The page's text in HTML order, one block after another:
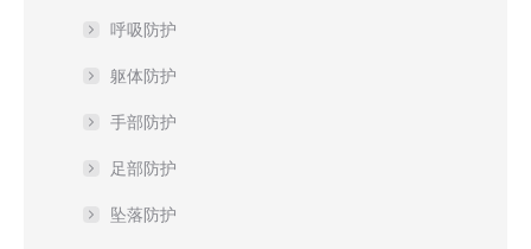
呼吸防护
躯体防护
手部防护
足部防护
坠落防护